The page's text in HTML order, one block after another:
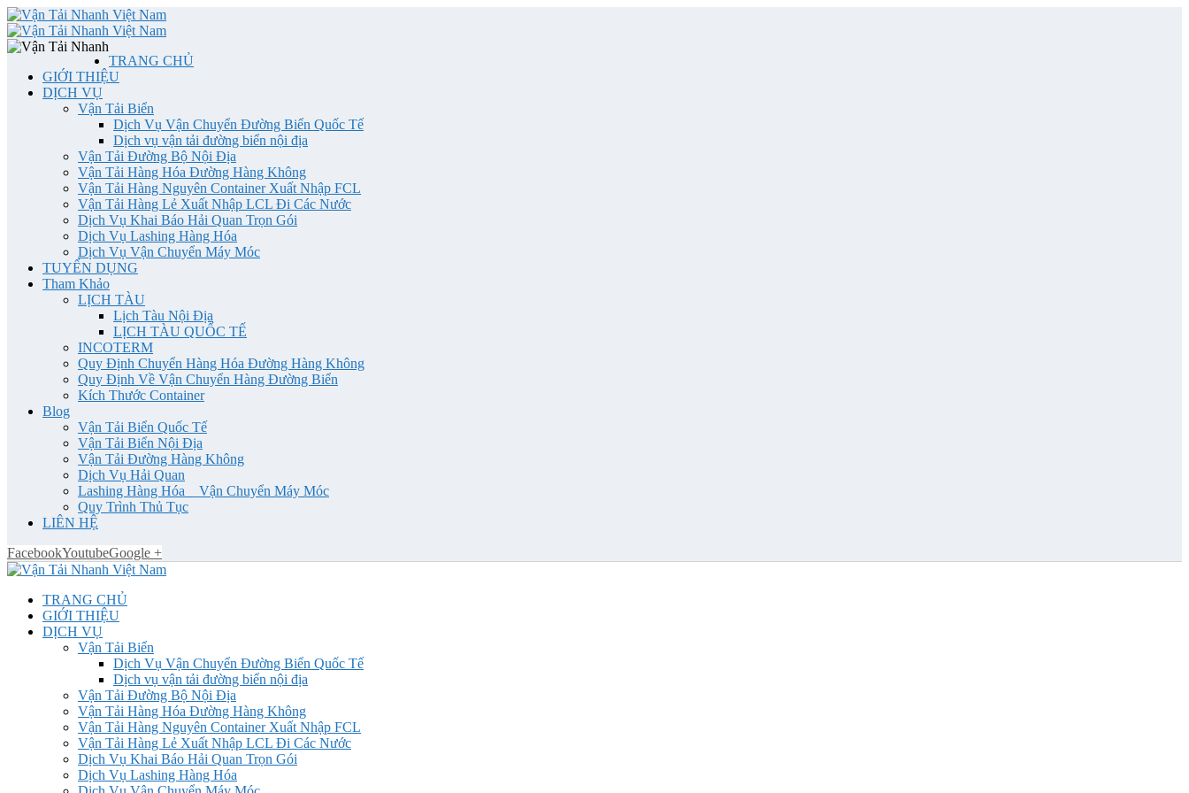
TRANG CHỦ
GIỚI THIỆU
DỊCH VỤ
Vận Tải Biển
Dịch Vụ Vận Chuyển Đường Biển Quốc Tế
Dịch vụ vận tải đường biển nội địa
Vận Tải Đường Bộ Nội Địa
Vận Tải Hàng Hóa Đường Hàng Không
Vận Tải Hàng Nguyên Container Xuất Nhập FCL
Vận Tải Hàng Lẻ Xuất Nhập LCL Đi Các Nước
Dịch Vụ Khai Báo Hải Quan Trọn Gói
Dịch Vụ Lashing Hàng Hóa
Dịch Vụ Vận Chuyển Máy Móc
TUYỂN DỤNG
Tham Khảo
LỊCH TÀU
Lịch Tàu Nội Địa
LỊCH TÀU QUỐC TẾ
INCOTERM
Quy Định Chuyển Hàng Hóa Đường Hàng Không
Quy Định Về Vận Chuyển Hàng Đường Biển
Kích Thước Container
Blog
Vận Tải Biển Quốc Tế
Vận Tải Biển Nội Địa
Vận Tải Đường Hàng Không
Dịch Vụ Hải Quan
Lashing Hàng Hóa _ Vận Chuyển Máy Móc
Quy Trình Thủ Tục
LIÊN HỆ
FacebookYoutubeGoogle +
TRANG CHỦ
GIỚI THIỆU
DỊCH VỤ
Vận Tải Biển
Dịch Vụ Vận Chuyển Đường Biển Quốc Tế
Dịch vụ vận tải đường biển nội địa
Vận Tải Đường Bộ Nội Địa
Vận Tải Hàng Hóa Đường Hàng Không
Vận Tải Hàng Nguyên Container Xuất Nhập FCL
Vận Tải Hàng Lẻ Xuất Nhập LCL Đi Các Nước
Dịch Vụ Khai Báo Hải Quan Trọn Gói
Dịch Vụ Lashing Hàng Hóa